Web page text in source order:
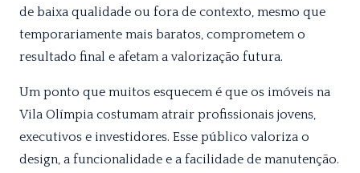
de baixa qualidade ou fora de contexto, mesmo que
temporariamente mais baratos, comprometem o
resultado final e afetam a valorização futura.
Um ponto que muitos esquecem é que os imóveis na
Vila Olímpia costumam atrair profissionais jovens,
executivos e investidores. Esse público valoriza o
design, a funcionalidade e a facilidade de manutenção.